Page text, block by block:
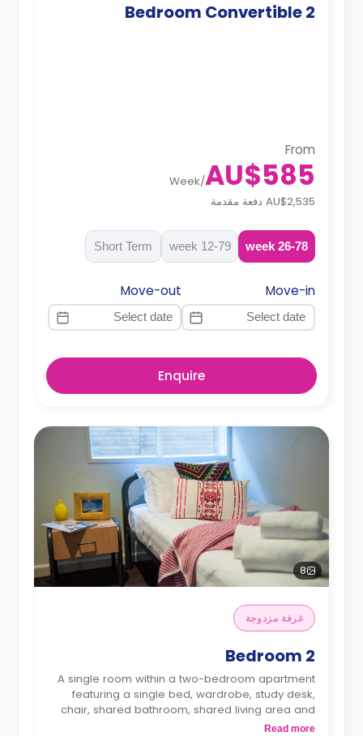
2 Bedroom Convertible
From
AU$585
/
Week
AU$2,535 دفعة مقدمة
26-78 week
12-79 week
Short Term
Move-in
Move-out
Enquire
8
غرفة مزدوجة
2 Bedroom
A single room within a two-bedroom apartment
featuring a single bed, wardrobe, study desk,
chair, shared bathroom, shared living area and
shared kitchen.
Read more